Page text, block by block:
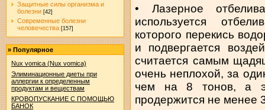
Защитные силы организма и
болезни [42]
Современные болезни
человечества [157]
» Популярное
Nux vomica (Nux vomica)
Элиминационные диеты при
аллергии к определенным
продуктам и веществам
КРОВОПУСКАНИЕ С ПОМОЩЬЮ
БАНОК
• Лазерное
используется
которого перекись
и подвергается
считается самым
очень неплохой, за
чем на 8 тонов, а
продержится не менее